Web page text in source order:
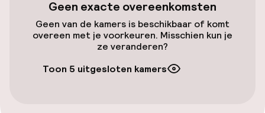
Entertainment
Gratis wifi
TV lounge
Geen exacte overeenkomsten
Geen van de kamers is beschikbaar of komt
overeen met je voorkeuren. Misschien kun je
ze veranderen?
Toon 5 uitgesloten kamers